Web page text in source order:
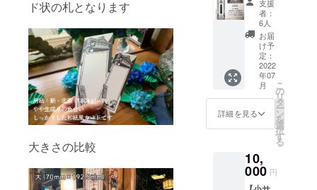
ド状の札となります
大きさの比較
じられ
ません
のでご
了承く
ださ
い。
させて
いただ
きま
す。 ・
千社札
は支援
の御礼
となり
ますの
で、出
品・返
金など
には応
する文
字につ
いては
制作で
きませ
ん。 ・
廊下へ
の貼付
の為、
千社札
ケなど
で映り
込む場
ご本人
と別の
名入れ
をする
場合
は、事
由を備
考欄に
ご記載
下さ
い。 ・
公序良
する文
字につ
いては
人や著
作権に
かかる
名前は
不可と
させて
いただ
きま
す。 ・
ギフト
などで
ご本人
名入れ
をする
場合
ご覧く
ださ
い。 ※
ご注意
事項 ・
名入れ
時にデ
ザイン
のやり
取りを
いたし
ますの
間違え
の無い
よう
メール
10年来
のおつ
きあ
い。毎
年大型
作品を
渋温泉
に滞在
して制
いま
す。 ※
事項 ・
名入れ
時にデ
ザイン
ること
も可能
です。
製作前
にデー
タで確
認して
いただ
きま
- デザイ
ナー：
家、イ
ラスト
レー
※※※※※※
※※※※※
必ず
【備考
欄】に
名入れ
文字を
指定し
さい
※※※※※※
※※※※※
名入れ
は肩書
具屋1階
廊下
（場所
の指定
はでき
ませ
ん） 名
前入り
札大・
中・小
を各4枚
空欄札
大・
中・小
き。相
合傘…
これ相
傘？？
『ご支
援御
礼』 オ
リジナ
ル名入
屋に1年
間貼付
貼付場
札【音
泉温
楽】小
サイズ
貼付 貼
付札寸
法：約
40mm
縦
110mm
概要：
2009年
より毎
年開催
支援
者：
6人
お届
け予
定：
2022
年07
月
詳細を見る
こ
の
リ
タ
ー
ン
を
選
択
す
る
10,
000 円